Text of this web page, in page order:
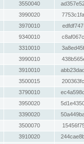
3550040
3990020
3970010
9340010
3310010
3990010
3910010
3500015
3790010
3950020
3390020
3500070
3910020